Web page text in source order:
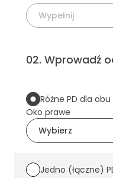
02. Wprowadź
Różne PD dla
Oko prawe
Jedno (łączne)